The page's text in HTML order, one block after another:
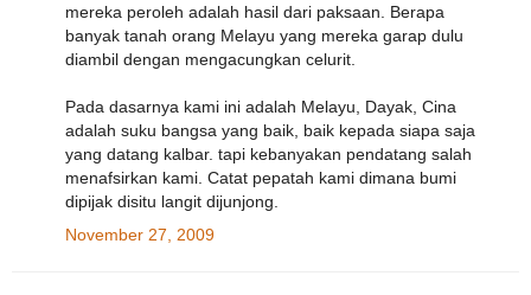
mereka peroleh adalah hasil dari paksaan. Berapa
banyak tanah orang Melayu yang mereka garap dulu
diambil dengan mengacungkan celurit.
Pada dasarnya kami ini adalah Melayu, Dayak, Cina
adalah suku bangsa yang baik, baik kepada siapa saja
yang datang kalbar. tapi kebanyakan pendatang salah
menafsirkan kami. Catat pepatah kami dimana bumi
dipijak disitu langit dijunjong.
November 27, 2009